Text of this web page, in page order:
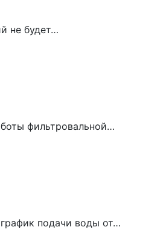
не будет…
фильтровальной…
подачи воды от…